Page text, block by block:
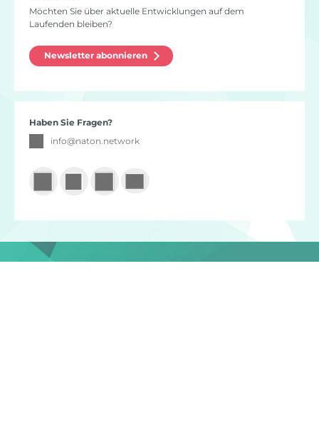
Möchten Sie über aktuelle Entwicklungen auf dem
Laufenden bleiben?
Newsletter abonnieren
Haben Sie Fragen?
info@naton.network